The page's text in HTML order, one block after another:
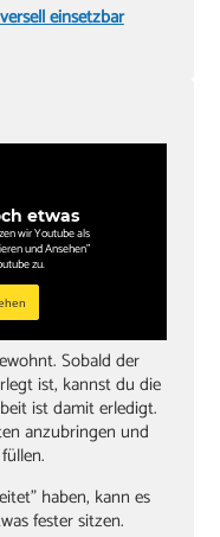
einsetzbar
etwas
wir Youtube als
und Ansehen"
zu.
Sobald der
ist, kannst du die
ist damit erledigt.
anzubringen und
haben, kann es
fester sitzen.